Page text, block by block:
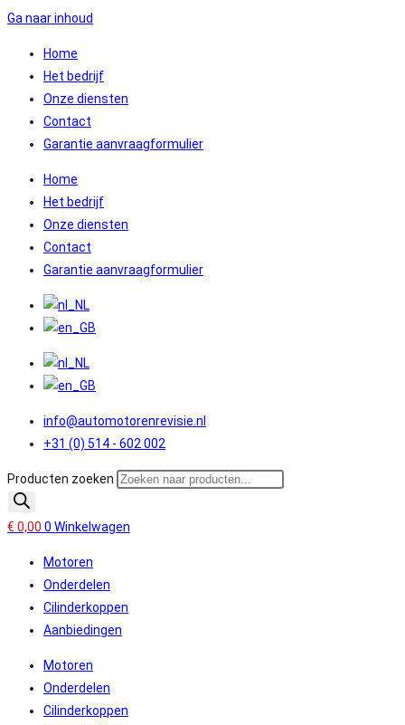
Ga naar inhoud
Home
Het bedrijf
Onze diensten
Contact
Garantie aanvraagformulier
Home
Het bedrijf
Onze diensten
Contact
Garantie aanvraagformulier
info@automotorenrevisie.nl
+31 (0) 514 - 602 002
Producten zoeken
€ 0,00 0 Winkelwagen
Motoren
Onderdelen
Cilinderkoppen
Aanbiedingen
Motoren
Onderdelen
Cilinderkoppen